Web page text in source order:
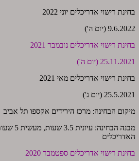
בחינת רישוי אדריכלים יוני 2022
9.6.2022 (יום ה')
בחינת רישוי אדריכלים נובמבר 2021
25.11.2021 (יום ה')
בחינת רישוי אדריכלים מאי 2021
25.5.2021 (יום ג')
מיקום הבחינה: מרכז הירידים אקספו תל אביב
מבנה
האדריכלים
בחינת רישוי אדריכלים ספטמבר 2020